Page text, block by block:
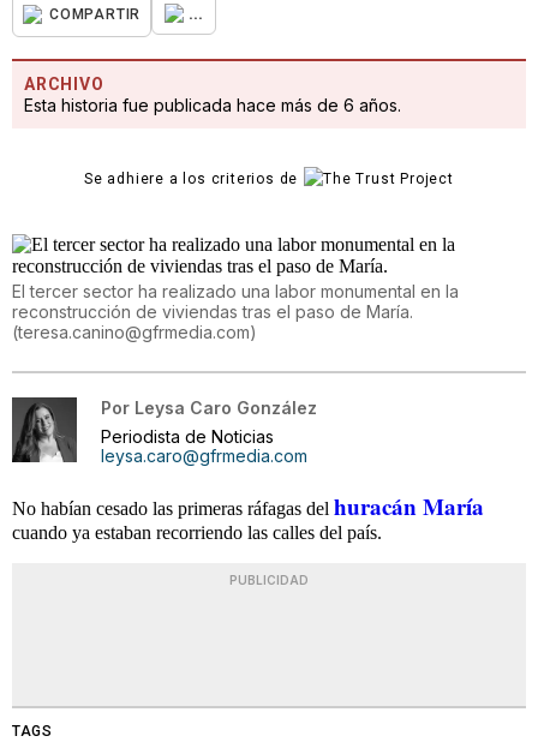
COMPARTIR ...
ARCHIVO
Esta historia fue publicada hace más de 6 años.
Se adhiere a los criterios de
El tercer sector ha realizado una labor monumental en la
reconstrucción de viviendas tras el paso de María.
(teresa.canino@gfrmedia.com)
Por Leysa Caro González
Periodista de Noticias
leysa.caro@gfrmedia.com
No habían cesado las primeras ráfagas del huracán María
cuando ya estaban recorriendo las calles del país.
PUBLICIDAD
TAGS